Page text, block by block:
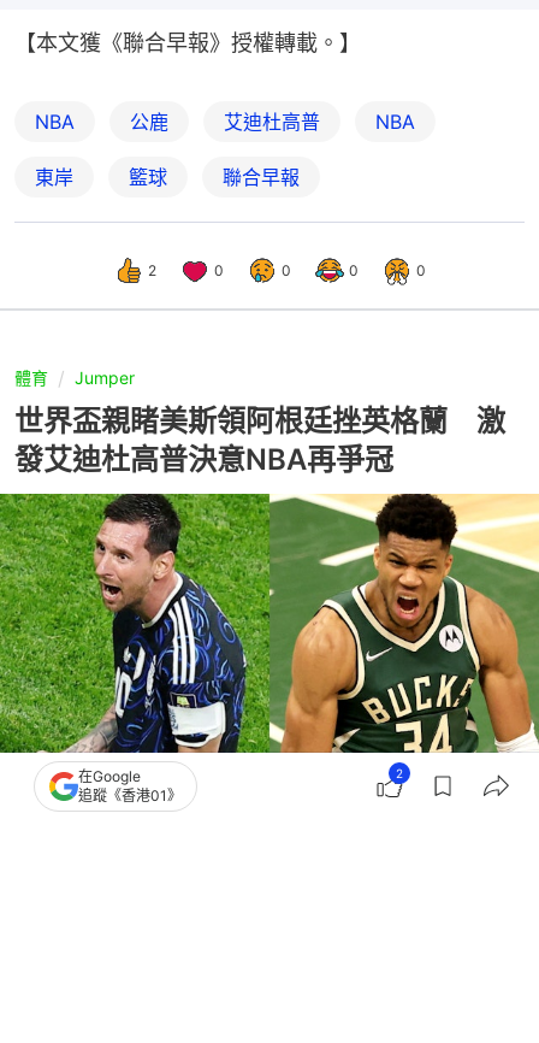
【本文獲《聯合早報》授權轉載。】
NBA 公鹿 艾迪杜高普 NBA
東岸 籃球 聯合早報
2 0 0 0 0
體育 Jumper
世界盃親睹美斯領阿根廷挫英格蘭 激
發艾迪杜高普決意NBA再爭冠
撰文：聯合早報
在Google
追蹤《香港01》
2